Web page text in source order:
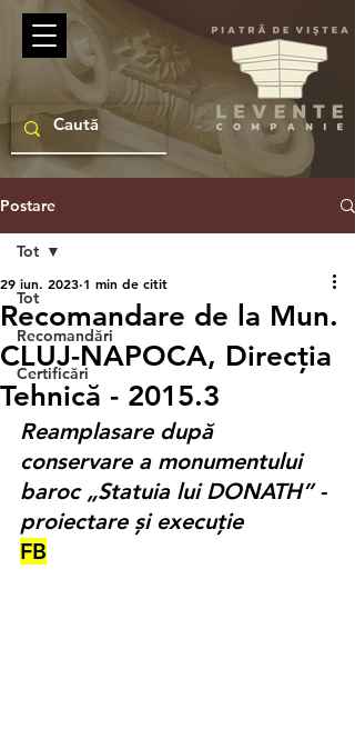
Postare
Tot
Recomandări
Certificări
Tot
Recomandare de la Mun.
CLUJ-NAPOCA, Direcția
Tehnică - 2015.3
29 iun. 2023 1 min de citit
Reamplasare după
conservare a monumentului
baroc „Statuia lui DONATH” -
proiectare și execuție
FB